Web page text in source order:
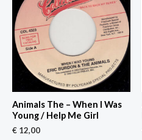
Animals The – When I Was
Young / Help Me Girl
€ 12,00